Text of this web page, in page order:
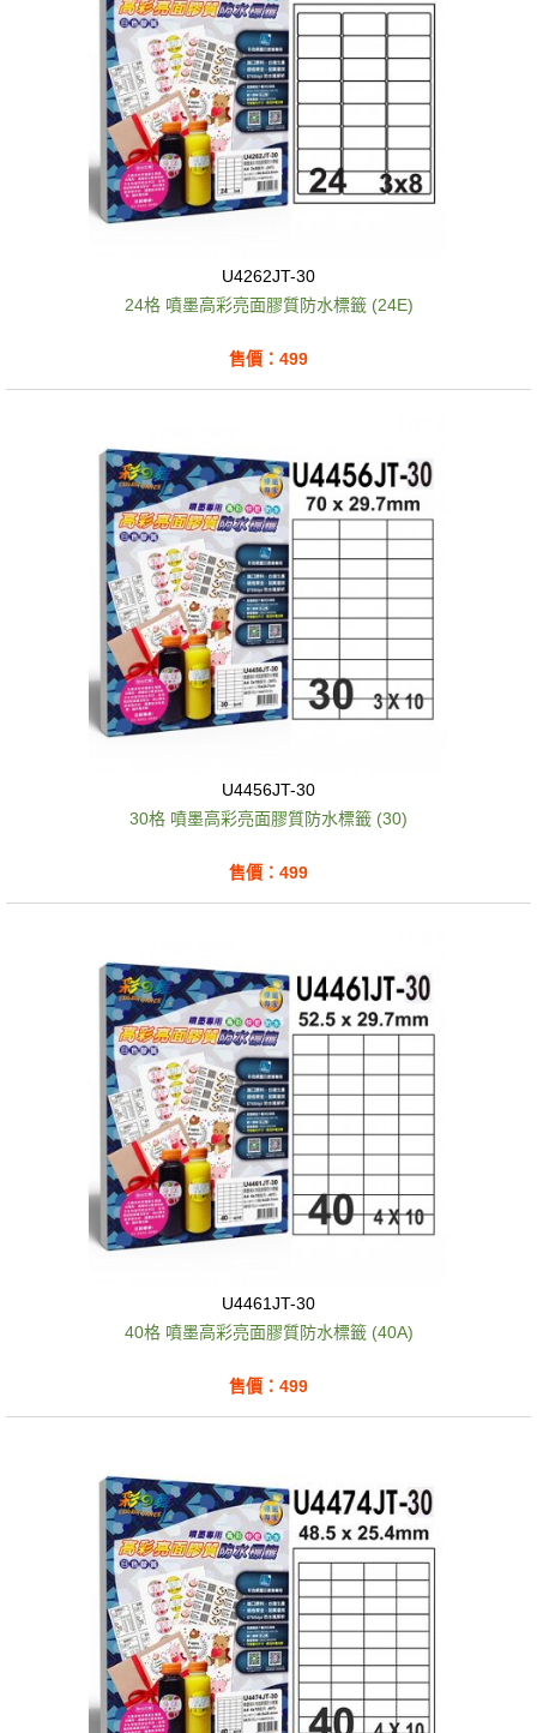
U4262JT-30
24格 噴墨高彩亮面膠質防水標籤 (24E)
售價：499
U4456JT-30
30格 噴墨高彩亮面膠質防水標籤 (30)
售價：499
U4461JT-30
40格 噴墨高彩亮面膠質防水標籤 (40A)
售價：499